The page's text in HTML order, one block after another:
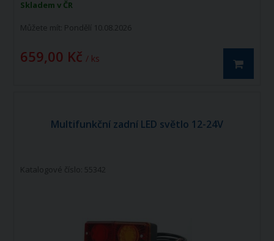
Skladem v ČR
Můžete mít: Pondělí 10.08.2026
659,00 Kč / ks
Multifunkční zadní LED světlo 12-24V
Katalogové číslo: 55342